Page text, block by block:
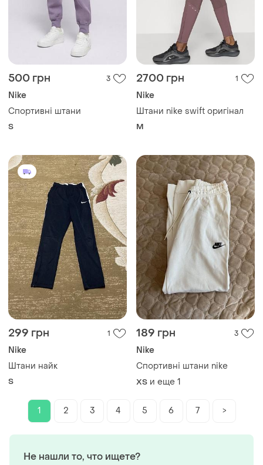
500 грн 3
Nike
Спортивні штани
S
2700 грн 1
Nike
Штани nike swift оригінал
M
299 грн 1
Nike
Штани найк
S
189 грн 3
Nike
Спортивні штани nike
ХS и еще 1
1 2 3 4 5 6 7 >
Не нашли то, что ищете?